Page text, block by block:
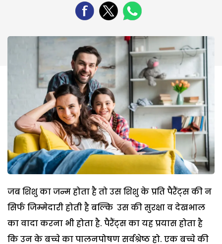
जब शिशु का जन्म होता है तो उस शिशु के प्रति पैरैंट्स की न
सिर्फ जिम्मेदारी होती है बल्कि उस की सुरक्षा व देखभाल
का वादा करना भी होता है. पैरैंट्स का यह प्रयास होता है
कि उन के बच्चे का पालनपोषण सर्वश्रेष्ठ हो. एक बच्चे की